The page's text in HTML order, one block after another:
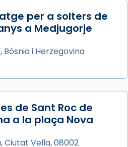
sorgeix la tradició
(“relatiu a Júlia”) i
a Semprònia =
seves. I l’any 1667, el
afirma en una obra
de l’antiga Iluro.
les relíq
per a solters de
a Medjugorje
Bòsnia i Herzegovina
de Sant Roc de
a la plaça Nova
Ciutat Vella, 08002